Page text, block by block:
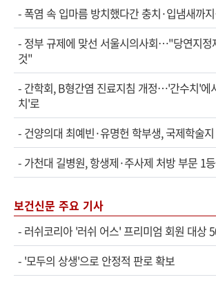
- 폭염 속 입마름 방치했다간 충치·입냄새까
- 정부 규제에 맞선 서울시의사회…"당연지정
것"
- 간학회, B형간염 진료지침 개정…'간수치'에
치'로
- 건양의대 최예빈·유명헌 학부생, 국제학술
- 가천대 길병원, 항생제·주사제 처방 부문 1
보건신문 주요 기사
- 러쉬코리아 '러쉬 어스' 프리미엄 회원 대상
- '모두의 상생'으로 안정적 판로 확보